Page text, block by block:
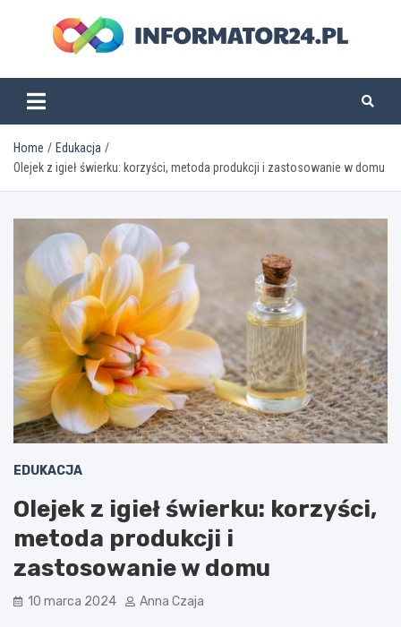
informator24.pl
Home
Edukacja
Olejek z igieł świerku: korzyści, metoda produkcji i zastosowanie w domu
EDUKACJA
Olejek z igieł świerku: korzyści,
metoda produkcji i
zastosowanie w domu
10 marca 2024 Anna Czaja